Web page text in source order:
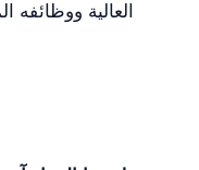
العالية ووظائفه